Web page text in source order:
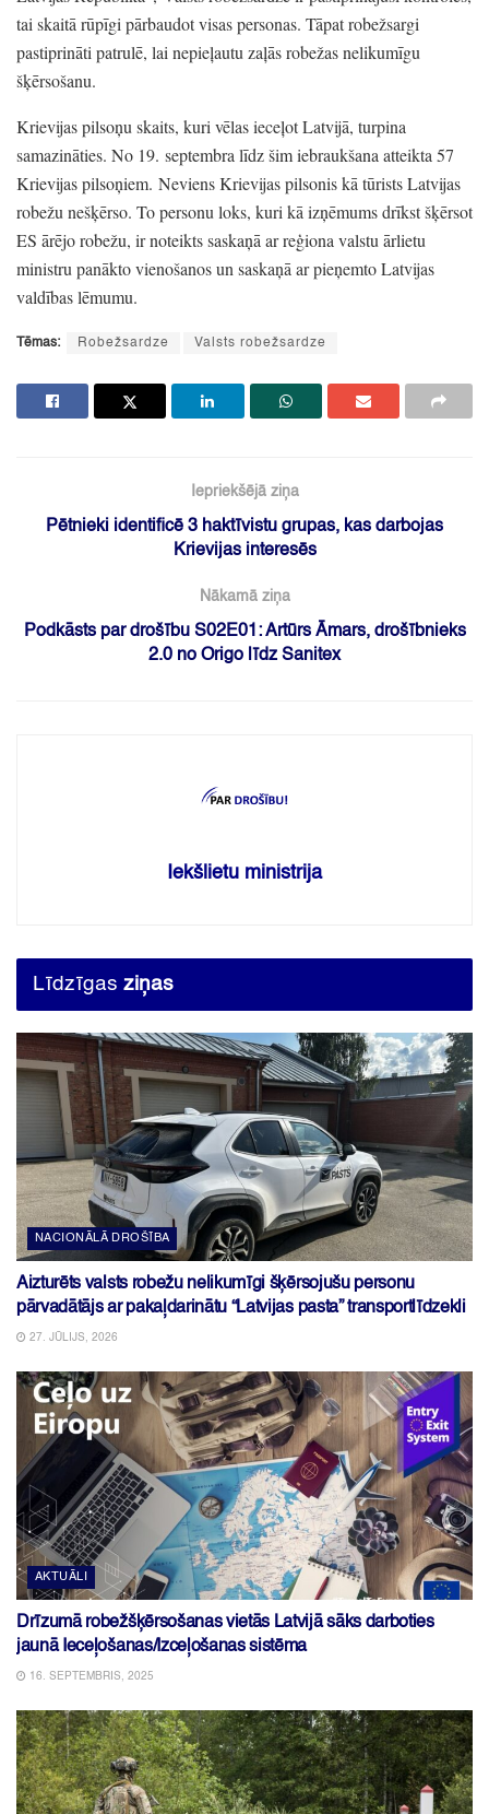
tai skaitā rūpīgi pārbaudot visas personas. Tāpat robežsargi
pastiprināti patrulē, lai nepieļautu zaļās robežas nelikumīgu
šķērsošanu.
Krievijas pilsoņu skaits, kuri vēlas ieceļot Latvijā, turpina
samazināties. No 19. septembra līdz šim iebraukšana atteikta 57
Krievijas pilsoņiem. Neviens Krievijas pilsonis kā tūrists Latvijas
robežu nešķērso. To personu loks, kuri kā izņēmums drīkst šķērsot
ES ārējo robežu, ir noteikts saskaņā ar reģiona valstu ārlietu
ministru panākto vienošanos un saskaņā ar pieņemto Latvijas
valdības lēmumu.
Tēmas: Robežsardze Valsts robežsardze
Iepriekšējā ziņa
Pētnieki identificē 3 haktīvistu grupas, kas darbojas
Krievijas interesēs
Nākamā ziņa
Podkāsts par drošību S02E01: Artūrs Āmars, drošībnieks
2.0 no Origo līdz Sanitex
Iekšlietu ministrija
Līdzīgas ziņas
NACIONĀLĀ DROŠĪBA
Aizturēts valsts robežu nelikumīgi šķērsojušu personu
pārvadātājs ar pakaļdarinātu “Latvijas pasta” transportlīdzekli
27. JŪLIJS, 2026
AKTUĀLI
Drīzumā robežšķērsošanas vietās Latvijā sāks darboties
jaunā Ieceļošanas/Izceļošanas sistēma
16. SEPTEMBRIS, 2025